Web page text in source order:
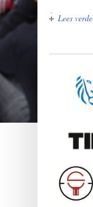
Lees